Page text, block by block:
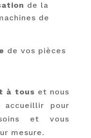
de la
de
de vos pièces
à tous et nous
accueillir pour
et vous
mesure.